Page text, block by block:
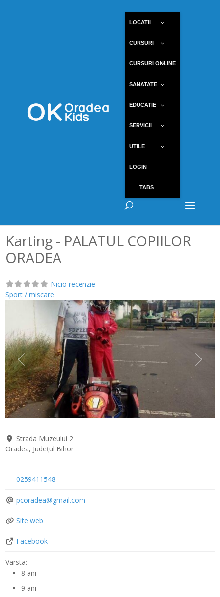
LOCATII
CURSURI
CURSURI ONLINE
SANATATE
EDUCATIE
SERVICII
UTILE
LOGIN
TABS
Karting - PALATUL COPIILOR
ORADEA
Nicio recenzie
Sport / miscare
Anterior
Strada Muzeului 2
Oradea, Județul Bihor
0259411548
pcoradea@gmail.com
Site web
Facebook
Varsta:
8 ani
9 ani